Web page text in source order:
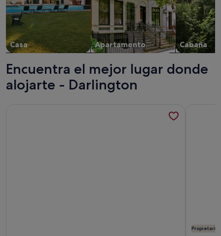
Casa Apartamento Cabaña
Encuentra el mejor lugar donde
alojarte - Darlington
Más información sobre A tranquil getaway awaits...